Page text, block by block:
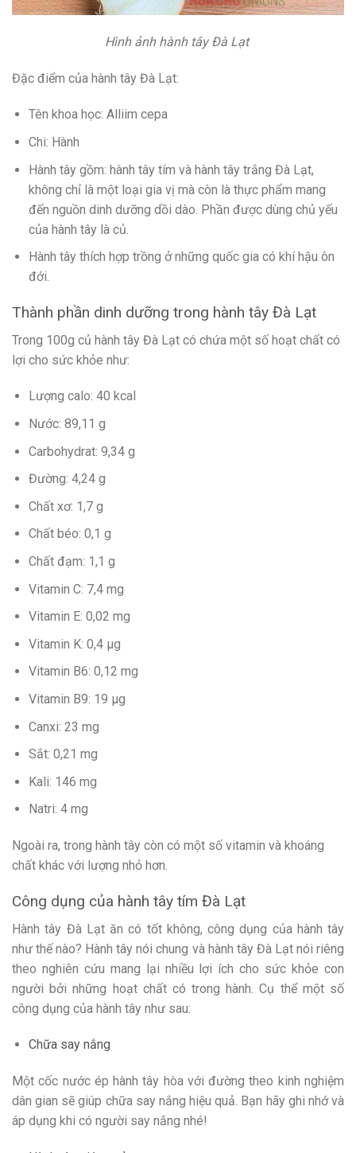
Hình ảnh hành tây Đà Lạt
Đặc điểm của hành tây Đà Lạt:
Tên khoa học: Alliim cepa
Chi: Hành
Hành tây gồm: hành tây tím và hành tây trắng Đà Lạt,
không chỉ là một loại gia vị mà còn là thực phẩm mang
đến nguồn dinh dưỡng dồi dào. Phần được dùng chủ yếu
của hành tây là củ.
Hành tây thích hợp trồng ở những quốc gia có khí hậu ôn
đới.
Thành phần dinh dưỡng trong hành tây Đà Lạt
Trong 100g củ hành tây Đà Lạt có chứa một số hoạt chất có
lợi cho sức khỏe như:
Lượng calo: 40 kcal
Nước: 89,11 g
Carbohydrat: 9,34 g
Đường: 4,24 g
Chất xơ: 1,7 g
Chất béo: 0,1 g
Chất đạm: 1,1 g
Vitamin C: 7,4 mg
Vitamin E: 0,02 mg
Vitamin K: 0,4 µg
Vitamin B6: 0,12 mg
Vitamin B9: 19 µg
Canxi: 23 mg
Sắt: 0,21 mg
Kali: 146 mg
Natri: 4 mg
Ngoài ra, trong hành tây còn có một số vitamin và khoáng
chất khác với lượng nhỏ hơn.
Công dụng của hành tây tím Đà Lạt
Hành tây Đà Lạt ăn có tốt không, công dụng của hành tây
như thế nào? Hành tây nói chung và hành tây Đà Lạt nói riêng
theo nghiên cứu mang lại nhiều lợi ích cho sức khỏe con
người bởi những hoạt chất có trong hành. Cụ thể một số
công dụng của hành tây như sau:
Chữa say nắng
Một cốc nước ép hành tây hòa với đường theo kinh nghiệm
dân gian sẽ giúp chữa say nắng hiệu quả. Bạn hãy ghi nhớ và
áp dụng khi có người say nắng nhé!